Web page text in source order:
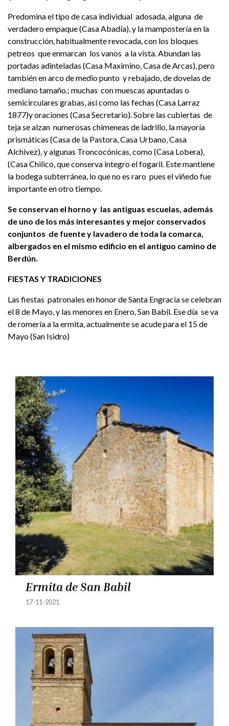
Predomina el tipo de casa individual adosada, alguna de
verdadero empaque (Casa Abadía), y la mampostería en la
construcción, habitualmente revocada, con los bloques
petreos que enmarcan los vanos a la vista. Abundan las
portadas adinteladas (Casa Maximino, Casa de Arcas), pero
también en arco de medio punto y rebajado, de dovelas de
mediano tamaño.; muchas con muescas apuntadas o
semicirculares grabas, así como las fechas (Casa Larraz
1877)y oraciones (Casa Secretario). Sobre las cubiertas de
teja se alzan numerosas chimeneas de ladrillo, la mayoría
prismáticas (Casa de la Pastora, Casa Urbano, Casa
Alchivez), y algunas Troncocónicas, como (Casa Lobera),
(Casa Chilico, que conserva integro el fogaril. Este mantiene
la bodega subterránea, lo que no es raro pues el viñedo fue
importante en otro tiempo.
Se conservan el horno y las antiguas escuelas, además
de uno de los más interesantes y mejor conservados
conjuntos de fuente y lavadero de toda la comarca,
albergados en el mismo edificio en el antiguo camino de
Berdún.
FIESTAS Y TRADICIONES
Las fiestas patronales en honor de Santa Engracia se celebran
el 8 de Mayo, y las menores en Enero, San Babil. Ese día se va
de romería a la ermita, actualmente se acude para el 15 de
Mayo (San Isidro)
Ermita de San Babil
17-11-2021